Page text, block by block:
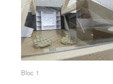
Bloc 1
Bloc 1